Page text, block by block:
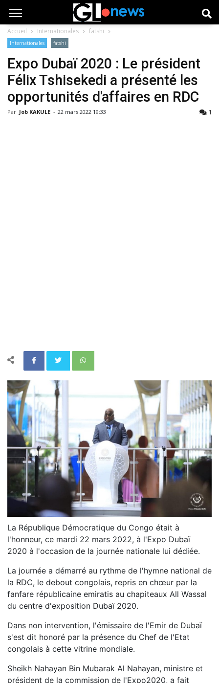
Accueil Internationales fatshi
Internationales fatshi
Expo Dubaï 2020 : Le président
Félix Tshisekedi a présenté les
opportunités d'affaires en RDC
Par Job KAKULE - 22 mars 2022 19:33 1
La République Démocratique du Congo était à
l'honneur, ce mardi 22 mars 2022, à l'Expo Dubaï
2020 à l'occasion de la journée nationale lui dédiée.
La journée a démarré au rythme de l'hymne national de
la RDC, le debout congolais, repris en chœur par la
fanfare républicaine emiratis au chapiteaux All Wassal
du centre d'exposition Dubaï 2020.
Dans non intervention, l'émissaire de l'Emir de Dubaï
s'est dit honoré par la présence du Chef de l'Etat
congolais à cette vitrine mondiale.
Sheikh Nahayan Bin Mubarak Al Nahayan, ministre et
président de la commission de l'Expo2020, a fait